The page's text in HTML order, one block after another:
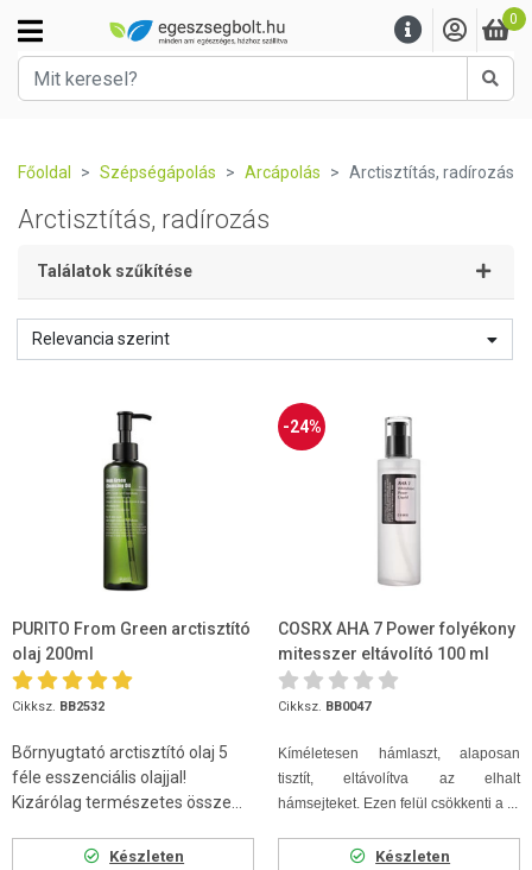
0
Főoldal Szépségápolás Arcápolás Arctisztítás, radírozás
Arctisztítás, radírozás
Találatok szűkítése
Relevancia szerint
PURITO From Green arctisztító
olaj 200ml
Cikksz. BB2532
Bőrnyugtató arctisztító olaj 5
féle esszenciális olajjal!
Kizárólag természetes össze...
Készleten
-24%
COSRX AHA 7 Power folyékony
mitesszer eltávolító 100 ml
Cikksz. BB0047
Kíméletesen hámlaszt, alaposan
tisztít, eltávolítva az elhalt
hámsejteket. Ezen felül csökkenti a ...
Készleten